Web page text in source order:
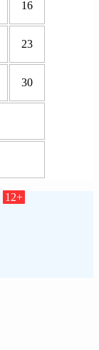
16
23
30
12+